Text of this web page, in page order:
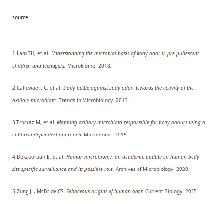
source
1.Lam TH, et al. Understanding the microbial basis of body odor in pre-pubescent
children and teenagers. Microbiome. 2018.
2.Callewaert C, et al. Daily battle against body odor: towards the activity of the
axillary microbiota. Trends in Microbiology. 2013.
3.Troccaz M, et al. Mapping axillary microbiota responsible for body odours using a
culture-independent approach. Microbiome. 2015.
4.Dekaboruah E, et al. Human microbiome: an academic update on human body
site specific surveillance and its possible role. Archives of Microbiology. 2020.
5.Zung JL, McBride CS. Sebaceous origins of human odor. Current Biology. 2025.